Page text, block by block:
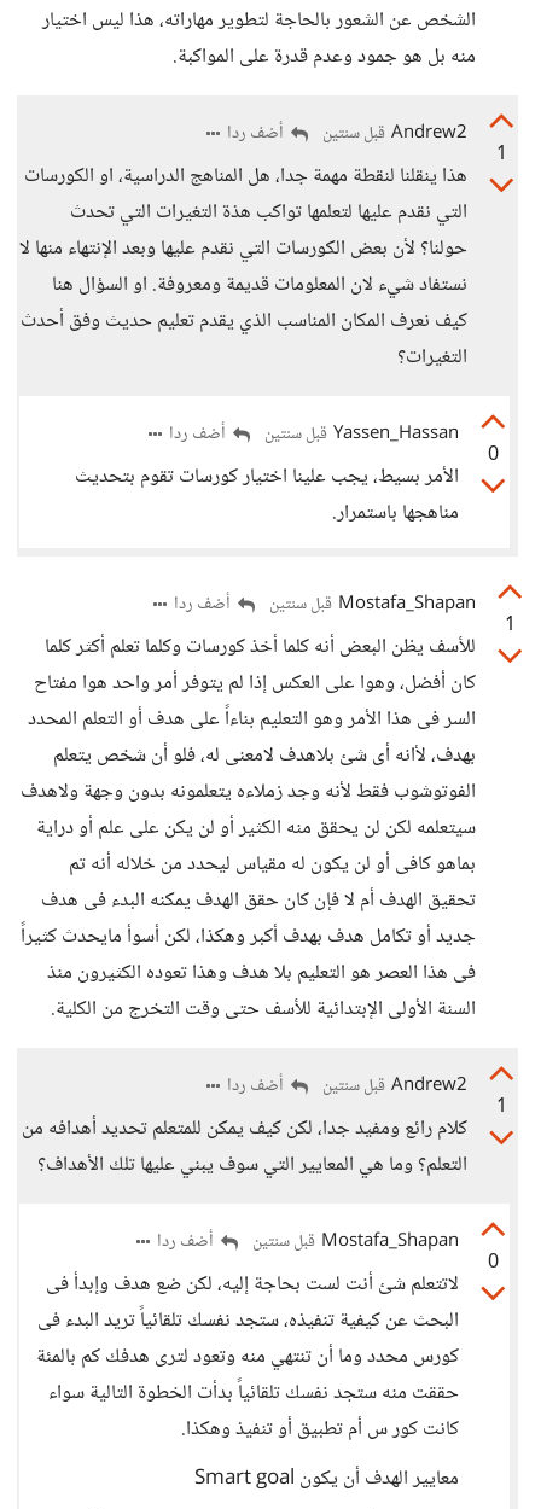
الشخص عن الشعور بالحاجة لتطوير مهاراته، هذا ليس اختيار
منه بل هو جمود وعدم قدرة على المواكبة.
1
Andrew2 قبل سنتين أضف ردا
هذا ينقلنا لنقطة مهمة جدا، هل المناهج الدراسية، او الكورسات
التي نقدم عليها لتعلمها تواكب هذة التغيرات التي تحدث
حولنا؟ لأن بعض الكورسات التي نقدم عليها وبعد الإنتهاء منها لا
نستفاد شيء لان المعلومات قديمة ومعروفة. او السؤال هنا
كيف نعرف المكان المناسب الذي يقدم تعليم حديث وفق أحدث
التغيرات؟
0
Yassen_Hassan قبل سنتين أضف ردا
الأمر بسيط، يجب علينا اختيار كورسات تقوم بتحديث
مناهجها باستمرار.
1
Mostafa_Shapan قبل سنتين أضف ردا
للأسف يظن البعض أنه كلما أخذ كورسات وكلما تعلم أكثر كلما
كان أفضل، وهوا على العكس إذا لم يتوفر أمر واحد هوا مفتاح
السر فى هذا الأمر وهو التعليم بناءاً على هدف أو التعلم المحدد
بهدف، لأانه أى شئ بلاهدف لامعنى له، فلو أن شخص يتعلم
الفوتوشوب فقط لأنه وجد زملاءه يتعلمونه بدون وجهة ولاهدف
سيتعلمه لكن لن يحقق منه الكثير أو لن يكن على علم أو دراية
بماهو كافى أو لن يكون له مقياس ليحدد من خلاله أنه تم
تحقيق الهدف أم لا فإن كان حقق الهدف يمكنه البدء فى هدف
جديد أو تكامل هدف بهدف أكبر وهكذا، لكن أسوأ مايحدث كثيراً
فى هذا العصر هو التعليم بلا هدف وهذا تعوده الكثيرون منذ
السنة الأولى الإبتدائية للأسف حتى وقت التخرج من الكلية.
1
Andrew2 قبل سنتين أضف ردا
كلام رائع ومفيد جدا، لكن كيف يمكن للمتعلم تحديد أهدافه من
التعلم؟ وما هي المعايير التي سوف يبني عليها تلك الأهداف؟
0
Mostafa_Shapan قبل سنتين أضف ردا
لاتتعلم شئ أنت لست بحاجة إليه، لكن ضع هدف وإبدأ فى
البحث عن كيفية تنفيذه، ستجد نفسك تلقائياً تريد البدء فى
كورس محدد وما أن تنتهي منه وتعود لترى هدفك كم بالمئة
حققت منه ستجد نفسك تلقائياً بدأت الخطوة التالية سواء
كانت كور س أم تطبيق أو تنفيذ وهكذا.
معايير الهدف أن يكون Smart goal